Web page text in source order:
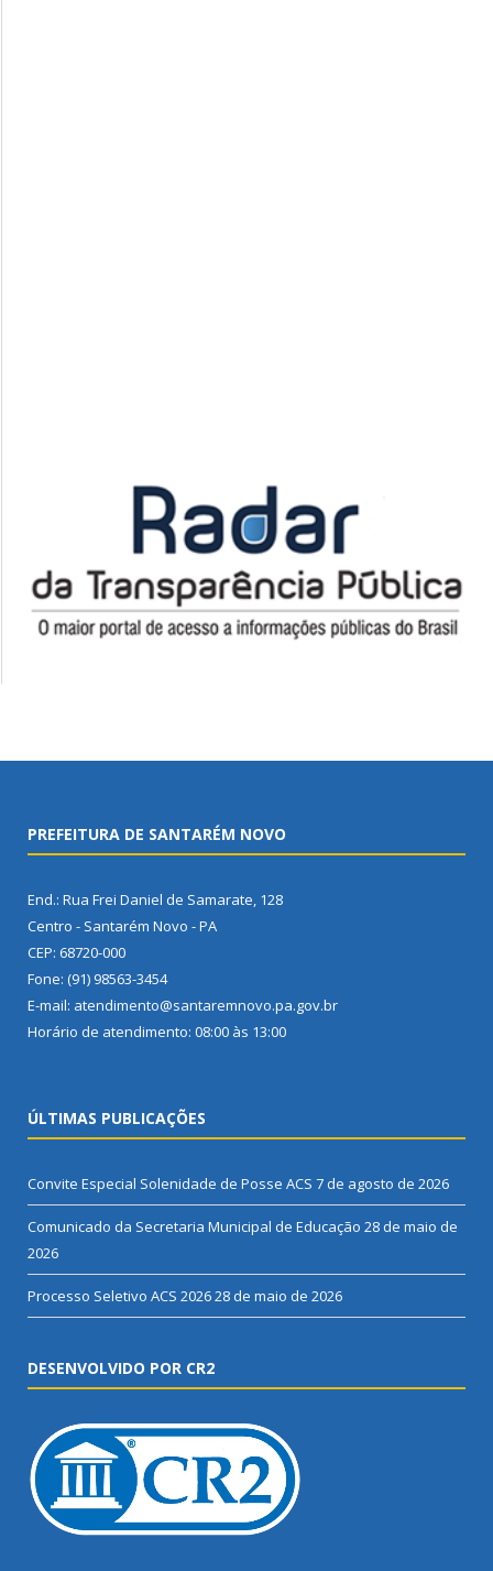
PREFEITURA DE SANTARÉM NOVO
End.: Rua Frei Daniel de Samarate, 128
Centro - Santarém Novo - PA
CEP: 68720-000
Fone: (91) 98563-3454
E-mail: atendimento@santaremnovo.pa.gov.br
Horário de atendimento: 08:00 às 13:00
ÚLTIMAS PUBLICAÇÕES
Convite Especial Solenidade de Posse ACS 7 de agosto de 2026
Comunicado da Secretaria Municipal de Educação 28 de maio de
2026
Processo Seletivo ACS 202628 de maio de 2026
DESENVOLVIDO POR CR2